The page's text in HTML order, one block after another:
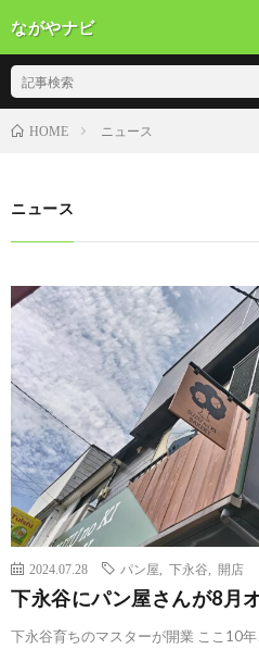
ながやナビ
HOME ニュース
ニュース
2024.07.28 パン屋 下永谷 開店
下永谷にパン屋さんが8月
下永谷育ちのマスターが開業 ここ10